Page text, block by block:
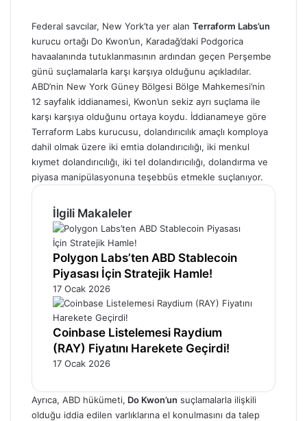
Federal savcılar, New York’ta yer alan Terraform Labs’un
kurucu ortağı Do Kwon’un, Karadağ’daki Podgorica
havaalanında tutuklanmasının ardından geçen Perşembe
günü suçlamalarla karşı karşıya olduğunu açıkladılar.
ABD’nin New York Güney Bölgesi Bölge Mahkemesi’nin
12 sayfalık iddianamesi, Kwon’un sekiz ayrı suçlama ile
karşı karşıya olduğunu ortaya koydu. İddianameye göre
Terraform Labs kurucusu, dolandırıcılık amaçlı komploya
dahil olmak üzere iki emtia dolandırıcılığı, iki menkul
kıymet dolandırıcılığı, iki tel dolandırıcılığı, dolandırma ve
piyasa manipülasyonuna teşebbüs etmekle suçlanıyor.
İlgili Makaleler
Polygon Labs’ten ABD Stablecoin
Piyasası İçin Stratejik Hamle!
17 Ocak 2026
Coinbase Listelemesi Raydium
(RAY) Fiyatını Harekete Geçirdi!
17 Ocak 2026
Ayrıca, ABD hükümeti, Do Kwon’un suçlamalarla ilişkili
olduğu iddia edilen varlıklarına el konulmasını da talep